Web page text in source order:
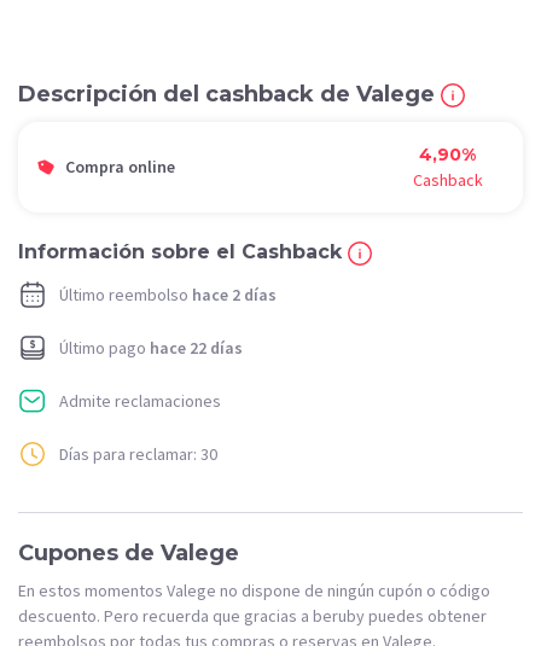
Descripción del cashback de Valege
Compra online
4,90%
Cashback
Información sobre el Cashback
Último reembolso hace 2 días
Último pago hace 22 días
Admite reclamaciones
Días para reclamar: 30
Cupones de Valege
En estos momentos Valege no dispone de ningún cupón o código
descuento. Pero recuerda que gracias a beruby puedes obtener
reembolsos por todas tus compras o reservas en Valege.